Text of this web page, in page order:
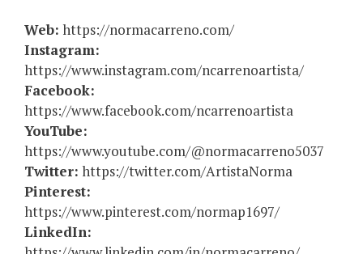
Web: https://normacarreno.com/
Instagram:
https://www.instagram.com/ncarrenoartista/
Facebook:
https://www.facebook.com/ncarrenoartista
YouTube:
https://www.youtube.com/@normacarreno5037
Twitter: https://twitter.com/ArtistaNorma
Pinterest:
https://www.pinterest.com/normap1697/
LinkedIn: